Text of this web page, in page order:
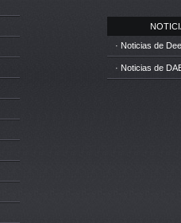
· Noticias de
· Noticias de